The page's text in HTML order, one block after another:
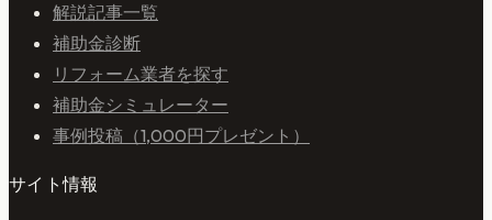
解説記事一覧
補助金診断
リフォーム業者を探す
補助金シミュレーター
事例投稿（1,000円プレゼント）
サイト情報